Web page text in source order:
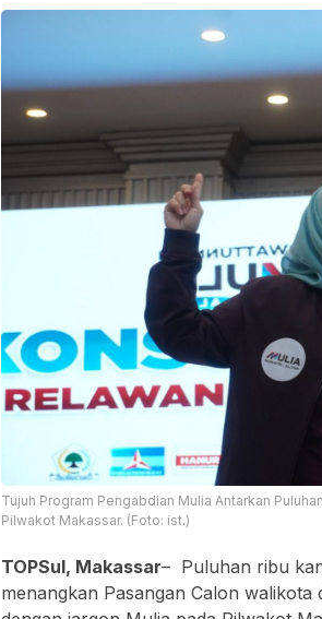
Tujuh Program Pengabdian Mulia Antarkan
Pilwakot Makassar. (Foto: ist.)
TOPSul, Makassar– Puluhan ribu
menangkan Pasangan Calon